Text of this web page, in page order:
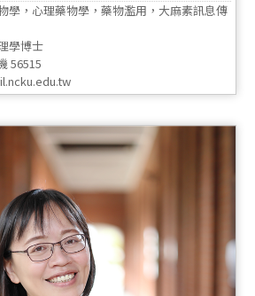
學，心理藥物學，藥物濫用，大麻素訊息傳
學博士
56515